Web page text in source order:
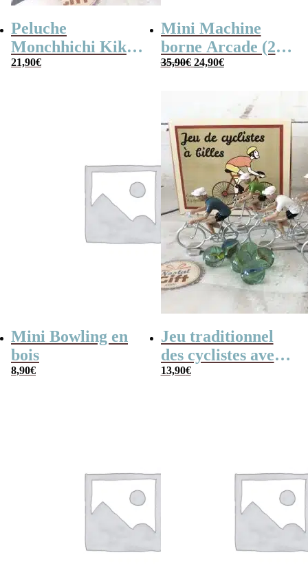
Peluche
Monchhichi Kiki
l’original (20 cm)
21,90€
Mini Machine
borne Arcade (240
jeux)
35,90€ Le
24,90€Le
24,90€.
Mini Bowling en
bois
8,90€
Jeu traditionnel
des cyclistes avec
billes – billes et
13,90€